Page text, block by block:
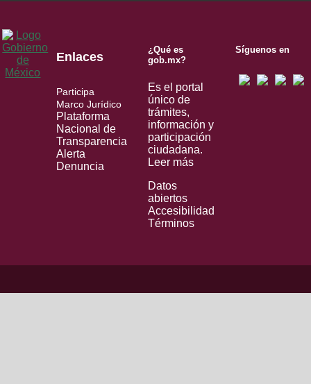
Enlaces
Participa
Marco Jurídico
Plataforma
Nacional de
Transparencia
Alerta
Denuncia
¿Qué es
gob.mx?
Es el portal
único de
trámites,
información y
participación
ciudadana.
Leer más
Datos
abiertos
Accesibilidad
Términos
Síguenos en